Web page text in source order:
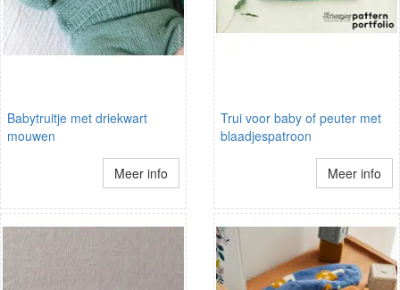
Babytruitje met driekwart
mouwen
Meer info
Trui voor baby of peuter met
blaadjespatroon
Meer info